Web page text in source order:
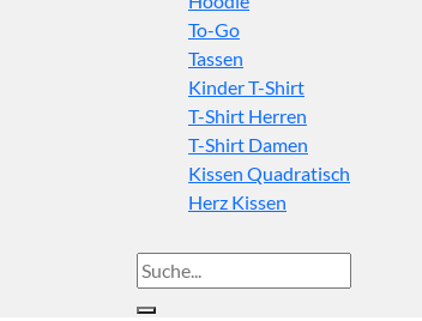
To-Go
Tassen
Kinder T-Shirt
T-Shirt Herren
T-Shirt Damen
Kissen Quadratisch
Herz Kissen
Suche
nach: